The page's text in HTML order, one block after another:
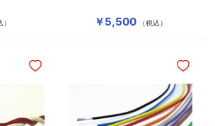
） ￥5,500 （税込）
ほしいものリストに追加 ほしい